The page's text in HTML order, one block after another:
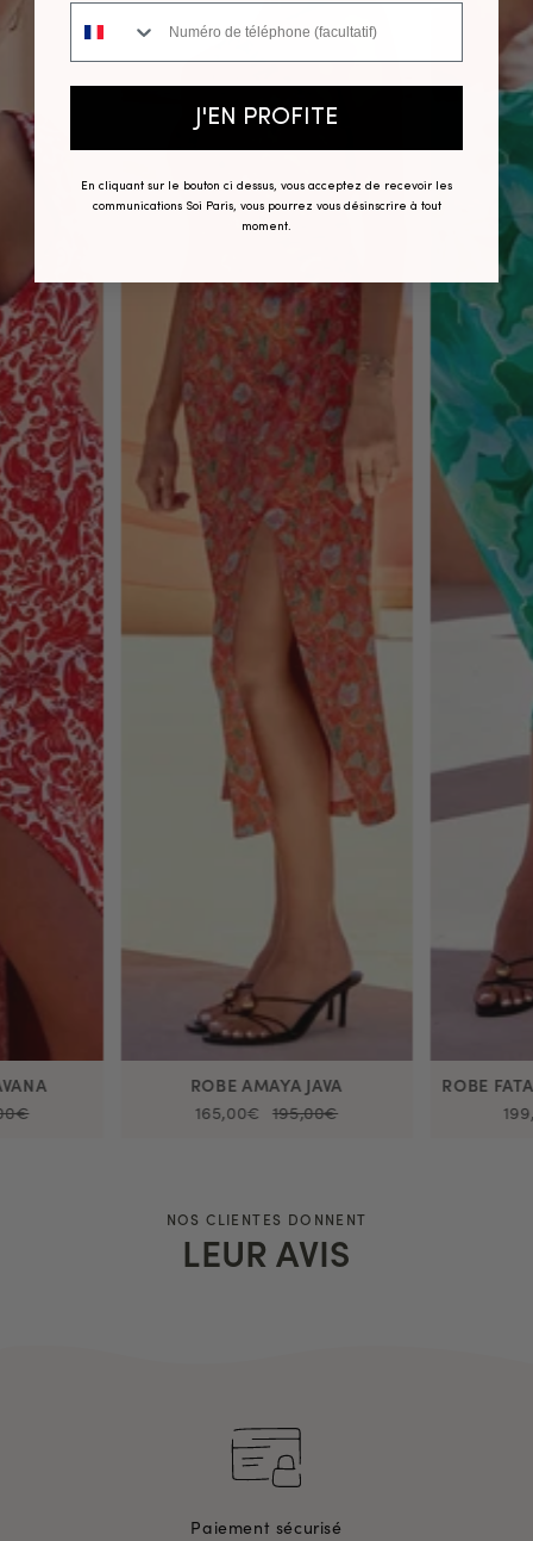
ROBE AMAYA JAVA
165,00€ 195,00€
NOS CLIENTES DONNENT
LEUR AVIS
Paiement sécurisé
J'EN PROFITE
En cliquant sur le bouton ci dessus, vous acceptez de recevoir les
communications Soi Paris, vous pourrez vous désinscrire à tout
moment.